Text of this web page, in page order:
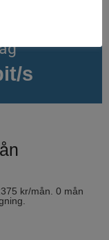
s
kr/mån. 0 mån